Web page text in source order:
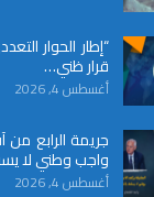
“إطار الحوار
قرار ظني…
أغسطس 4, 2026
جريمة الرابع من
واجب وطني لا
أغسطس 4, 2026